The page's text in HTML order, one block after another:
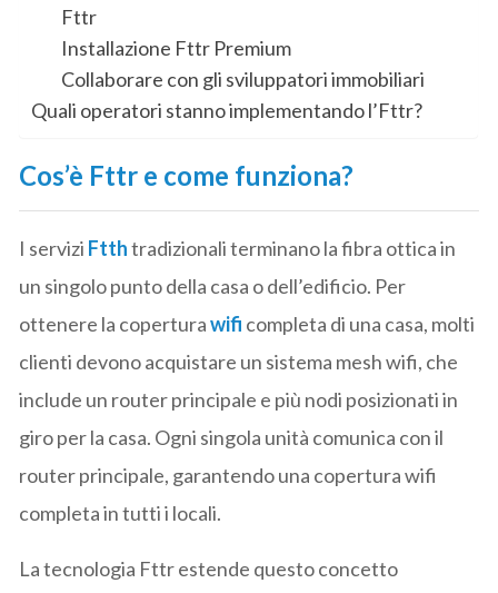
Fttr
Installazione Fttr Premium
Collaborare con gli sviluppatori immobiliari
Quali operatori stanno implementando l’Fttr?
Cos’è Fttr e come funziona?
I servizi Ftthtradizionali terminano la fibra ottica in
un singolo punto della casa o dell’edificio. Per
ottenere la coperturawifi completa di una casa, molti
clienti devono acquistare un sistema mesh wifi, che
include un router principale e più nodi posizionati in
giro per la casa. Ogni singola unità comunica con il
router principale, garantendo una copertura wifi
completa in tutti i locali.
La tecnologia Fttr estende questo concetto